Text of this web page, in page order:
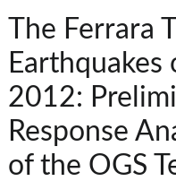
The Ferrara
2012:
Response
of the OGS